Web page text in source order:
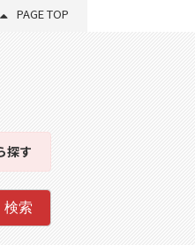
PAGE TOP
探す
検索